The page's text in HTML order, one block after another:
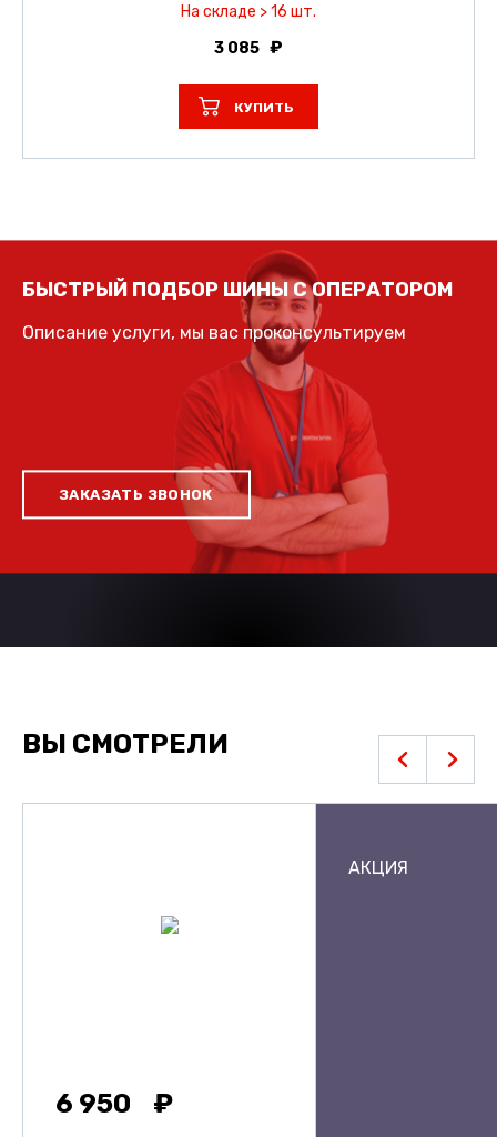
На складе > 16 шт.
3 085
КУПИТЬ
БЫСТРЫЙ ПОДБОР ШИНЫ С ОПЕРАТОРОМ
Описание услуги, мы вас проконсультируем
ЗАКАЗАТЬ ЗВОНОК
ВЫ СМОТРЕЛИ
6 950
АКЦИЯ